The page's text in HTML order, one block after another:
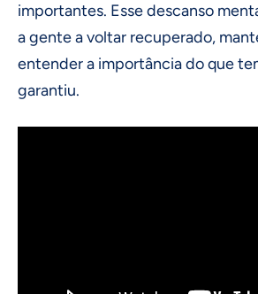
importantes. Esse descanso
a gente a voltar recuperado,
entender a importância do que
garantiu.